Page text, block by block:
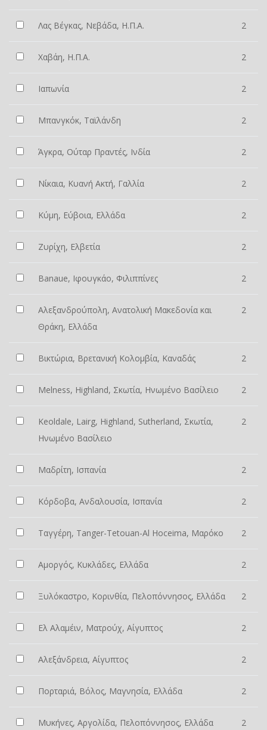
Λας Βέγκας, Νεβάδα, Η.Π.Α. 2
Χαβάη, Η.Π.Α. 2
Ιαπωνία 2
Μπανγκόκ, Ταϊλάνδη 2
Άγκρα, Ούταρ Πραντές, Ινδία 2
Νίκαια, Κυανή Ακτή, Γαλλία 2
Κύμη, Εύβοια, Ελλάδα 2
Ζυρίχη, Ελβετία 2
Banaue, Ιφουγκάο, Φιλιππίνες 2
Αλεξανδρούπολη, Ανατολική Μακεδονία και
Θράκη, Ελλάδα
2
Βικτώρια, Βρετανική Κολομβία, Καναδάς 2
Melness, Highland, Σκωτία, Ηνωμένο Βασίλειο 2
Keoldale, Lairg, Highland, Sutherland, Σκωτία,
Ηνωμένο Βασίλειο
2
Μαδρίτη, Ισπανία 2
Κόρδοβα, Ανδαλουσία, Ισπανία 2
Ταγγέρη, Tanger-Tetouan-Al Hoceima, Μαρόκο 2
Αμοργός, Κυκλάδες, Ελλάδα 2
Ξυλόκαστρο, Κορινθία, Πελοπόννησος, Ελλάδα 2
Ελ Αλαμέιν, Ματρούχ, Αίγυπτος 2
Αλεξάνδρεια, Αίγυπτος 2
Πορταριά, Βόλος, Μαγνησία, Ελλάδα 2
Μυκήνες, Αργολίδα, Πελοπόννησος, Ελλάδα 2